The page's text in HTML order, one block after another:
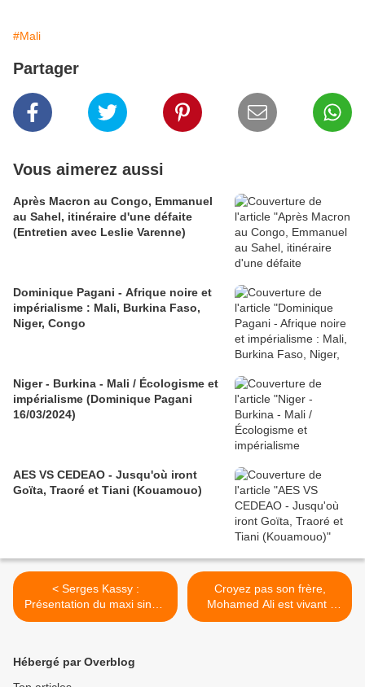
#Mali
Partager
Vous aimerez aussi
Après Macron au Congo, Emmanuel
au Sahel, itinéraire d'une défaite
(Entretien avec Leslie Varenne)
Dominique Pagani - Afrique noire et
impérialisme : Mali, Burkina Faso,
Niger, Congo
Niger - Burkina - Mali / Écologisme et
impérialisme (Dominique Pagani
16/03/2024)
AES VS CEDEAO - Jusqu'où iront
Goïta, Traoré et Tiani (Kouamouo)
< Serges Kassy :
Présentation du maxi single
"Tous ensemble positifs" à
Croyez pas son frère,
Mohamed Ali est vivant !
C'est même l'homme le
Hébergé par Overblog